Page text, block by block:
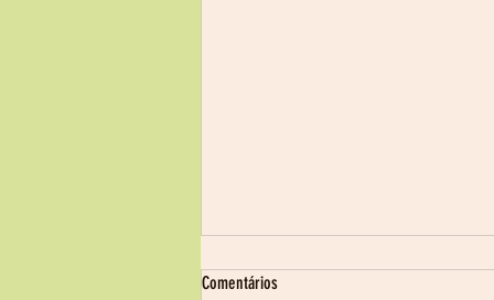
Processo Seletivo nº 17/2026
Comentários